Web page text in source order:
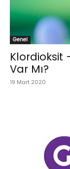
Genel
Klordioksit
Var Mı?
19 Mart 2020